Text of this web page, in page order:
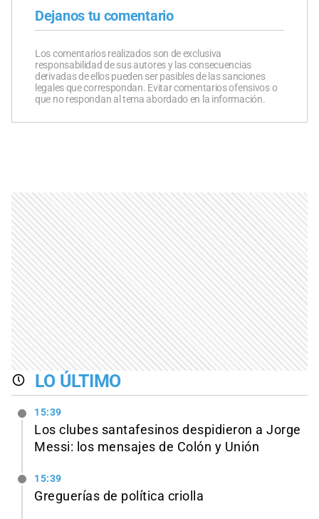
Dejanos tu comentario
Los comentarios realizados son de exclusiva
responsabilidad de sus autores y las consecuencias
derivadas de ellos pueden ser pasibles de las sanciones
legales que correspondan. Evitar comentarios ofensivos o
que no respondan al tema abordado en la información.
LO ÚLTIMO
15:39
Los clubes santafesinos despidieron a Jorge
Messi: los mensajes de Colón y Unión
15:39
Greguerías de política criolla